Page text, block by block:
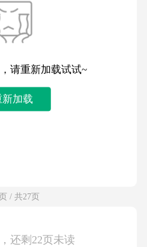
请重新加载试试~
新加载
/ 共27页
还剩22页未读